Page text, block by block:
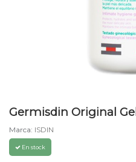
Germisdin Original
Marca: ISDIN
En stock